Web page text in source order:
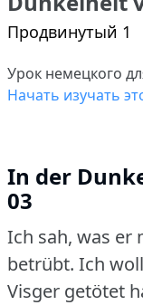
Продвинутый 1
Урок немецкого
Начать изучать
In der
03
Ich sah, was er
betrübt. Ich
Visger getötet